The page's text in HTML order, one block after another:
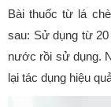
Bài thuốc từ lá
sau: Sử dụng từ
nước rồi sử dụng.
lại tác dụng hiệu